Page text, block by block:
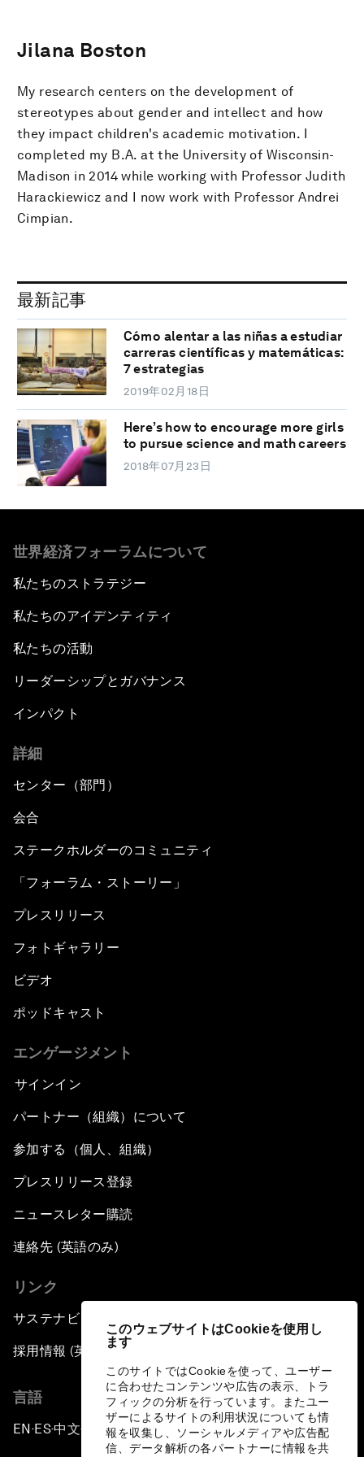
このウェブサイトはCookieを使用し
ます
このサイトではCookieを使って、ユーザー
に合わせたコンテンツや広告の表示、トラ
フィックの分析を行っています。またユー
ザーによるサイトの利用状況についても情
報を収集し、ソーシャルメディアや広告配
信、データ解析の各パートナーに情報を共
Jilana Boston
My research centers on the development of
stereotypes about gender and intellect and how
they impact children's academic motivation. I
completed my B.A. at the University of Wisconsin-
Madison in 2014 while working with Professor Judith
Harackiewicz and I now work with Professor Andrei
Cimpian.
最新記事
Cómo alentar a las niñas a estudiar
carreras científicas y matemáticas:
7 estrategias
2019年02月18日
Here’s how to encourage more girls
to pursue science and math careers
2018年07月23日
世界経済フォーラムについて
私たちのストラテジー
私たちのアイデンティティ
私たちの活動
リーダーシップとガバナンス
インパクト
詳細
センター（部門）
会合
ステークホルダーのコミュニティ
「フォーラム・ストーリー」
プレスリリース
フォトギャラリー
ビデオ
ポッドキャスト
エンゲージメント
サインイン
パートナー（組織）について
参加する（個人、組織）
プレスリリース登録
ニュースレター購読
連絡先 (英語のみ)
リンク
サステナビリティへの取り組み
採用情報 (英語のみ)
言語
EN ▪ES▪中文▪ 日本語